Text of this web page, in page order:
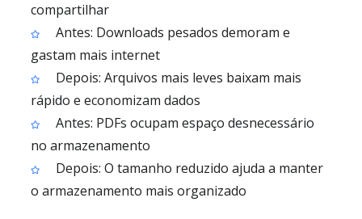
compartilhar
Antes: Downloads pesados demoram e
gastam mais internet
Depois: Arquivos mais leves baixam mais
rápido e economizam dados
Antes: PDFs ocupam espaço desnecessário
no armazenamento
Depois: O tamanho reduzido ajuda a manter
o armazenamento mais organizado